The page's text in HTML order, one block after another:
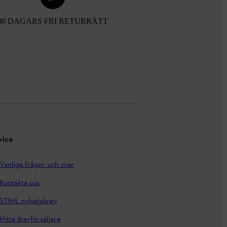
DAGARS FRI RETURRÄTT
Vanliga frågor och svar
Kontakta oss
STIHL nyhetsbrev
Hitta återförsäljare